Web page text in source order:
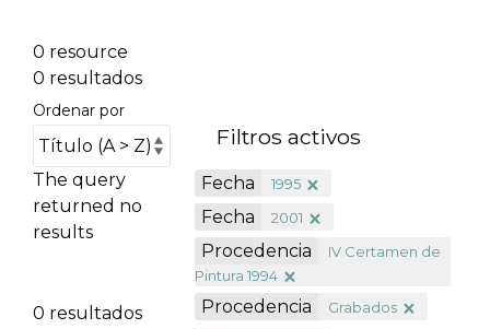
0 resource
0 resultados
Ordenar por
The query
returned no
results
0 resultados
Filtros activos
Fecha 1995
Fecha 2001
Procedencia
IV Certamen de
Pintura 1994
Procedencia Grabados